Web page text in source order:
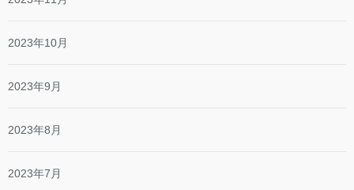
2023年10月
2023年9月
2023年8月
2023年7月